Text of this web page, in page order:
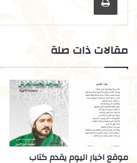
مقالات ذات صلة
موقع اخبار اليوم يقدم كتاب